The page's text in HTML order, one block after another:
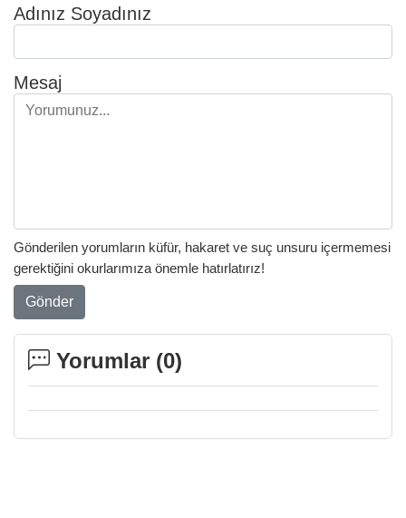
Adınız Soyadınız
Mesaj
Gönderilen yorumların küfür, hakaret ve suç unsuru içermemesi
gerektiğini okurlarımıza önemle hatırlatırız!
Gönder
Yorumlar (0)